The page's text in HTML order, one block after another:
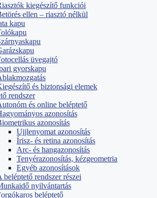
kiegészítő funkciói
ellen – riasztó nélkül
kapu
üvegajtó
gyorskapu
és biztonsági elemek
rendszer
és online beléptető
azonosítás
azonosítás
Ujjlenyomat azonosítás
Írisz- és retina azonosítás
Arc- és hangazonosítás
Tenyérazonosítás, kézgeometria
Egyéb azonosítások
beléptető rendszer részei
nyilvántartás
beléptető